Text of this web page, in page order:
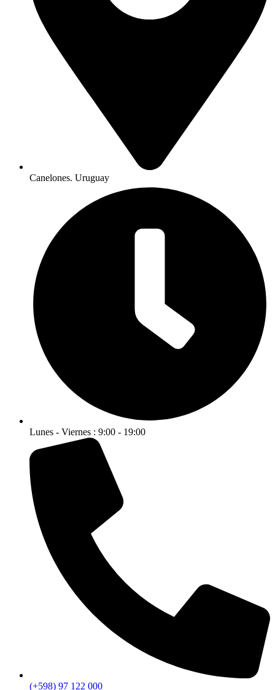
Canelones. Uruguay
Lunes - Viernes : 9:00 - 19:00
(+598) 97 122 000